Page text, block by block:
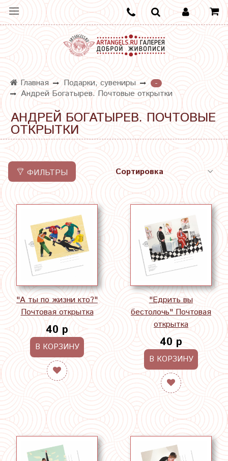
Главная Подарки, сувениры
-
Андрей Богатырев. Почтовые открытки
АНДРЕЙ БОГАТЫРЕВ. ПОЧТОВЫЕ
ОТКРЫТКИ
ФИЛЬТРЫ
"А ты по жизни кто?"
Почтовая открытка
40 р
В КОРЗИНУ
"Едрить вы
бестолочь" Почтовая
открытка
40 р
В КОРЗИНУ